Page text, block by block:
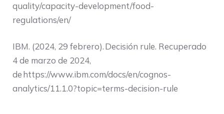
quality/capacity-development/food-
regulations/en/
IBM. (2024, 29 febrero). Decisión rule. Recuperado
4 de marzo de 2024,
de https://www.ibm.com/docs/en/cognos-
analytics/11.1.0?topic=terms-decision-rule